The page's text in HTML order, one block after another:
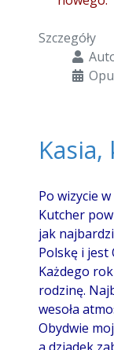
Szczegóły
Kasia,
Po wizycie
Kutcher
jak
Polskę i jest
Każdego
rodzinę.
wesoła
Obydwie